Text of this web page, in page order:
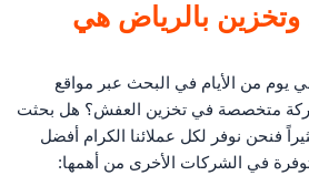
وتخزين بالرياض هي
من الأيام في البحث عبر مواقع
متخصصة في تخزين العفش؟ هل بحثت
فنحن نوفر لكل عملائنا الكرام أفضل
في الشركات الأخرى من أهمها: